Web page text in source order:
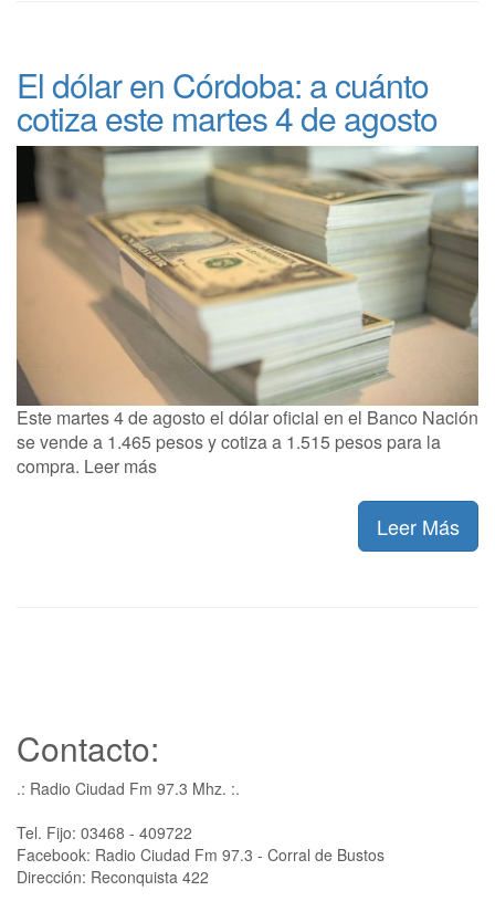
El dólar en Córdoba: a cuánto
cotiza este martes 4 de agosto
Este martes 4 de agosto el dólar oficial en el Banco Nación
se vende a 1.465 pesos y cotiza a 1.515 pesos para la
compra. Leer más
Leer Más
Contacto:
.: Radio Ciudad Fm 97.3 Mhz. :.
Tel. Fijo: 03468 - 409722
Facebook: Radio Ciudad Fm 97.3 - Corral de Bustos
Dirección: Reconquista 422